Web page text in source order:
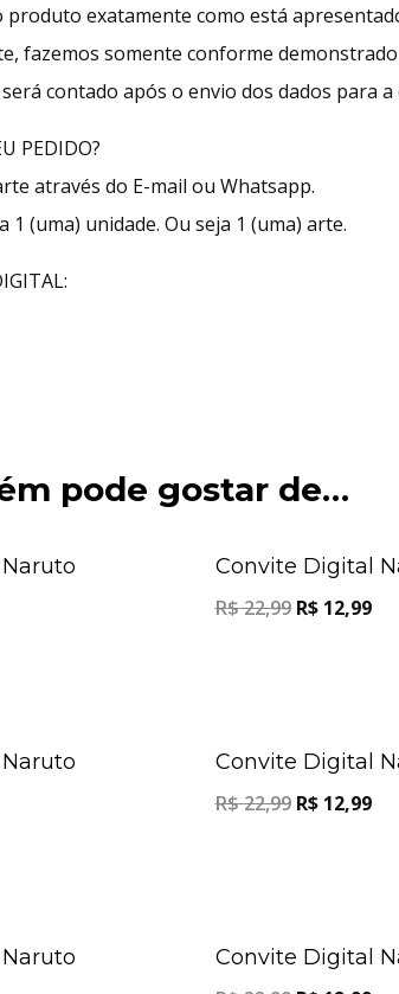
produto exatamente como está
fazemos somente conforme
contado após o envio dos dados para
PEDIDO?
através do E-mail ou Whatsapp.
1 (uma) unidade. Ou seja 1 (uma) arte.
pode gostar de…
Convite Digital
R$22,99 R$12,99
Convite Digital
R$22,99 R$12,99
Convite Digital